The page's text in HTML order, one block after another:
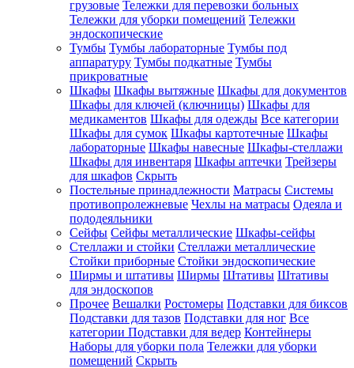
грузовые Тележки для перевозки больных
Тележки для уборки помещений Тележки
эндоскопические
Тумбы Тумбы лабораторные Тумбы под
аппаратуру Тумбы подкатные Тумбы
прикроватные
Шкафы Шкафы вытяжные Шкафы для документов
Шкафы для ключей (ключницы) Шкафы для
медикаментов Шкафы для одежды Все категории
Шкафы для сумок Шкафы картотечные Шкафы
лабораторные Шкафы навесные Шкафы-стеллажи
Шкафы для инвентаря Шкафы аптечки Трейзеры
для шкафов Скрыть
Постельные принадлежности Матрасы Системы
противопролежневые Чехлы на матрасы Одеяла и
пододеяльники
Сейфы Сейфы металлические Шкафы-сейфы
Стеллажи и стойки Стеллажи металлические
Стойки приборные Стойки эндоскопические
Ширмы и штативы Ширмы Штативы Штативы
для эндоскопов
Прочее Вешалки Ростомеры Подставки для биксов
Подставки для тазов Подставки для ног Все
категории Подставки для ведер Контейнеры
Наборы для уборки пола Тележки для уборки
помещений Скрыть